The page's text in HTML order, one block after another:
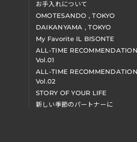
お手入れについて
OMOTESANDO , TOKYO
DAIKANYAMA , TOKYO
My Favorite IL BISONTE
ALL-TIME
Vol.01
ALL-TIME
Vol.02
STORY OF YOUR LIFE
新しい季節のパートナーに